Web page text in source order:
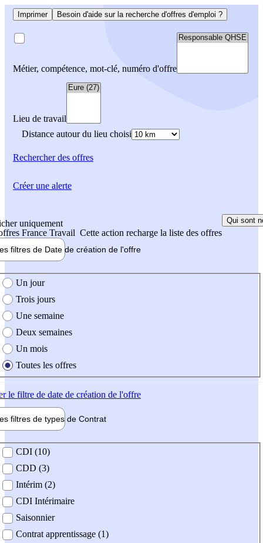
Imprimer Besoin d'aide sur la recherche d'offres d'emploi ?
Métier, compétence, mot-clé, numéro d'offre
Lieu de travail
Distance autour du lieu choisi
Rechercherdes offres
uniquement
France Travail Cette action recharge la liste des offres
Qui sont
filtres de Date de création de l'offre
création de l'offre
Un jour
Trois jours
Une semaine
Deux semaines
Un mois
Toutes les offres
le filtre de date de création de l'offre
filtres de types de Contrat
contrat
CDI (10)
CDD (3)
Intérim (2)
CDI Intérimaire
Saisonnier
Contrat apprentissage (1)
Créer une alerte